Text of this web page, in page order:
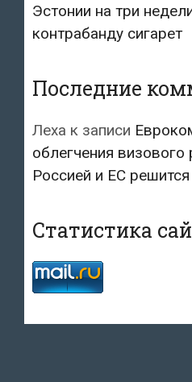
Эстонии на три
контрабанду сигарет
Последние
Леха к записи
облегчения
Россией и ЕС
Статистика